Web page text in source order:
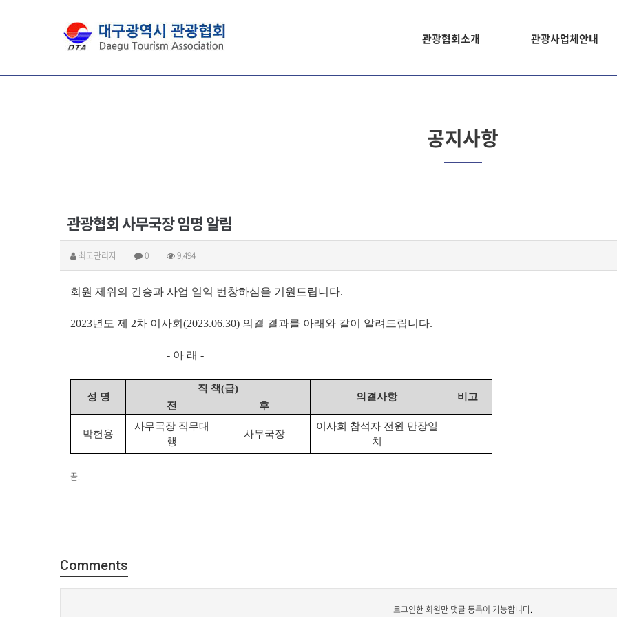
관광협회소개 관광사업체안내
공지사항
관광협회 사무국장 임명 알림
최고관리자 0 9,494
회원 제위의 건승과 사업 일익 번창하심을 기원드립니다.
2023년도 제 2차 이사회(2023.06.30) 의결 결과를 아래와 같이 알려드립니다.
- 아 래 -
성 명
직 책(급)
의결사항
비고
전
후
박헌용
사무국장 직무대
행
사무국장
이사회 참석자 전원 만장일
치
끝.
Comments
로그인한 회원만 댓글 등록이 가능합니다.